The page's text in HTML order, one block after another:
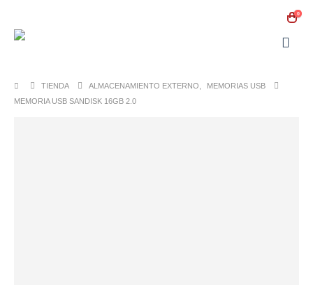
0
TIENDA ALMACENAMIENTO EXTERNO
MEMORIAS USB
MEMORIA USB SANDISK 16GB 2.0